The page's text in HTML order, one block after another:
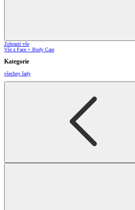
Zobrazit vše
Vše z Face + Body Care
Kategorie
všechny řady